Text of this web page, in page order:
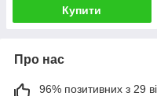
Купити
Про нас
96% позитивних з 29